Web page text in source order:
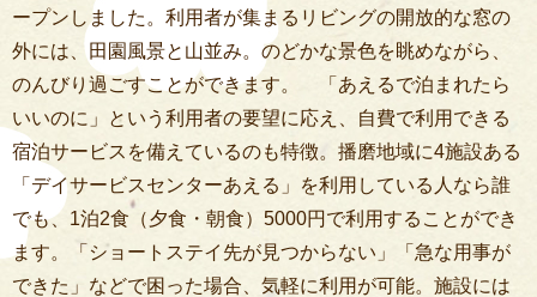
ープンしました。利用者が集まるリビングの開放的な窓の
外には、田園風景と山並み。のどかな景色を眺めながら、
のんびり過ごすことができます。 「あえるで泊まれたら
いいのに」という利用者の要望に応え、自費で利用できる
宿泊サービスを備えているのも特徴。播磨地域に4施設ある
「デイサービスセンターあえる」を利用している人なら誰
でも、1泊2食（夕食・朝食）5000円で利用することができ
ます。「ショートステイ先が見つからない」「急な用事が
できた」などで困った場合、気軽に利用が可能。施設には